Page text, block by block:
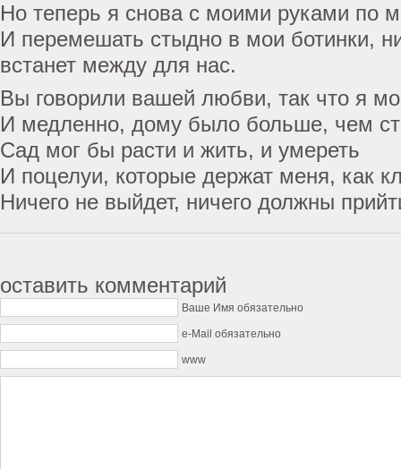
Но теперь я снова с моими руками по
И перемешать стыдно в мои ботинки,
встанет между для нас.
Вы говорили вашей любви, так что я
И медленно, дому было больше, чем
Сад мог бы расти и жить, и умереть
И поцелуи, которые держат меня, как
Ничего не выйдет, ничего должны
оставить комментарий
Ваше Имя обязательно
e-Mail обязательно
www